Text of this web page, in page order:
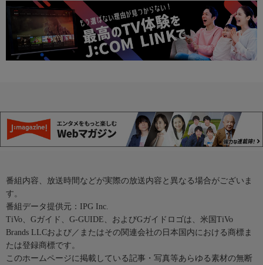
番組内容、放送時間などが実際の放送内容と異なる場合がございま
す。
番組データ提供元：IPG Inc.
TiVo、Gガイド、G-GUIDE、およびGガイドロゴは、米国TiVo
Brands LLCおよび／またはその関連会社の日本国内における商標ま
たは登録商標です。
このホームページに掲載している記事・写真等あらゆる素材の無断